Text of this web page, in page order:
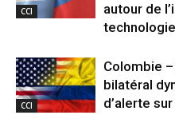
CCI
autour de
CCI
Colombie
bilatéral
d’alerte